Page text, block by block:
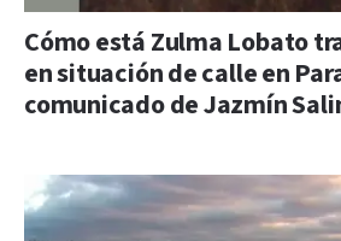
Cómo está Zulma Lobato
en situación de calle en
comunicado de Jazmín